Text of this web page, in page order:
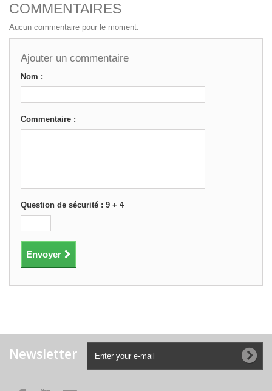
COMMENTAIRES
Aucun commentaire pour le moment.
Ajouter un commentaire
Nom :
Commentaire :
Question de sécurité : 9 + 4
Envoyer
Newsletter